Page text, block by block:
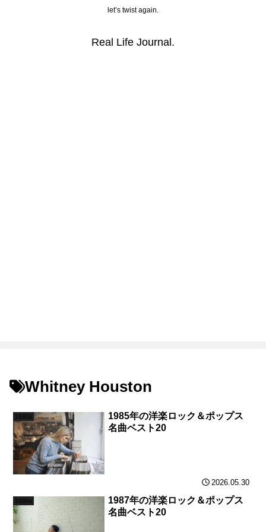
let’s twist again.
Real Life Journal.
Whitney Houston
1980s
1985年の洋楽ロック＆ポップス
名曲ベスト20
2026.05.30
1980s
1987年の洋楽ロック＆ポップス
名曲ベスト20